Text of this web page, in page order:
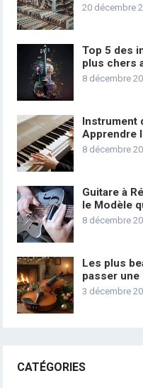
20 décembre
Top 5 des
plus chers
8 décembre
Instrument
Apprendre
8 décembre
Guitare à
le Modèle
8 décembre
Les plus
passer
3 décembre
CATÉGORIES